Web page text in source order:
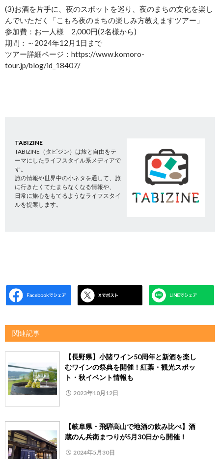
(3)お酒を片手に、夜のスポットを巡り、夜のまちの文化を楽し
んでいただく「こもろ夜のまちの楽しみ方教えますツアー」
参加費：お一人様 2,000円(2名様から)
期間：～2024年12月1日まで
ツアー詳細ページ：https://www.komoro-
tour.jp/blog/id_18407/
TABIZINE
TABIZINE（タビジン）は旅と自由をテ
ーマにしたライフスタイル系メディアで
す。
旅の情報や世界中の小ネタを通して、旅
に行きたくてたまらなくなる情報や、
日常に旅心をもてるようなライフスタイ
ルを提案します。
関連記事
【長野県】小諸ワイン50周年と新酒を楽し
むワインの祭典を開催！紅葉・観光スポッ
ト・秋イベント情報も
2023年10月12日
【岐阜県・飛騨高山で地酒の飲み比べ】酒
蔵のん兵衛まつりが5月30日から開催！
2024年5月30日